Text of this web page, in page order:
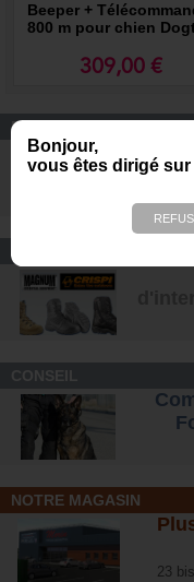
Bonjour,
vous êtes dirigé
Beeper +
800 m pour chien
309,00 €
EQUIPEMENT DE
NOTRE MAGASIN
23